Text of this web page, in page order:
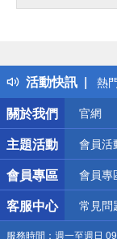
活動快訊
得
熱
銀
偏
詐
關於我們
官網
主題活動 會員活
會員專區 會員專
客服中心 常見問
服務時間： 週一至週日